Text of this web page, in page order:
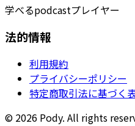
学べるpodcastプレイヤー
法的情報
利用規約
プライバシーポリシー
特定商取引法に基づく
© 2026 Pody. All rights